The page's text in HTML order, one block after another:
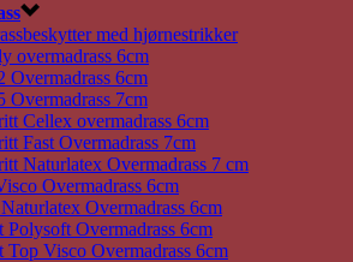
med hjørnestrikker
overmadrass 6cm
Overmadrass 6cm
Overmadrass 7cm
Cellex overmadrass 6cm
Fast Overmadrass 7cm
Naturlatex Overmadrass 7 cm
Overmadrass 6cm
Overmadrass 6cm
Polysoft Overmadrass 6cm
Top Visco Overmadrass 6cm